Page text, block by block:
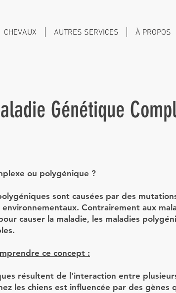
CHEVAUX AUTRES SERVICES À PROPOS
Génétique
ou polygénique ?
sont causées par des
Contrairement aux
causer la maladie, les maladies
ce concept :
résultent de l'interaction entre
les chiens est influencée par des gènes